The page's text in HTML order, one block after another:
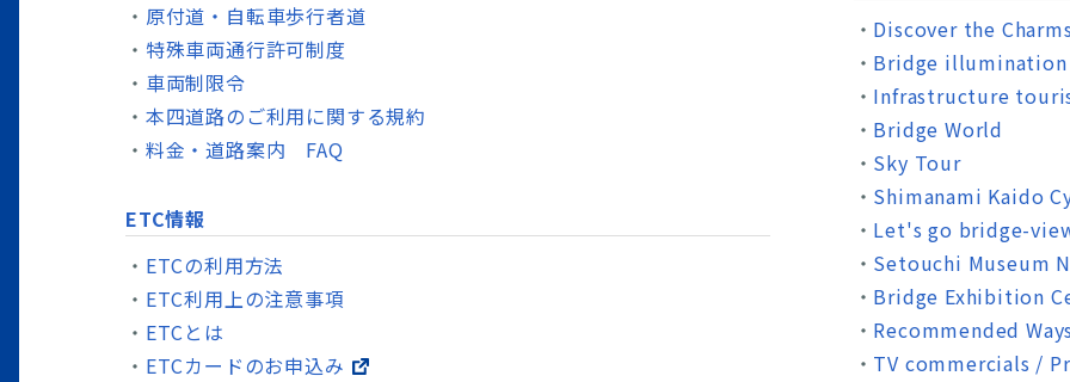
原付道・自転車歩行者道
特殊車両通行許可制度
車両制限令
本四道路のご利用に関する規約
料金・道路案内 FAQ
ETC情報
ETCの利用方法
ETC利用上の注意事項
ETCとは
ETCカードのお申込み
Discover the
Bridge
Infrastructure
Bridge World
Sky Tour
Shimanami Kaido
Let's go bridge-
Setouchi Museum
Bridge Exhibition
Recommended
TV commercials /